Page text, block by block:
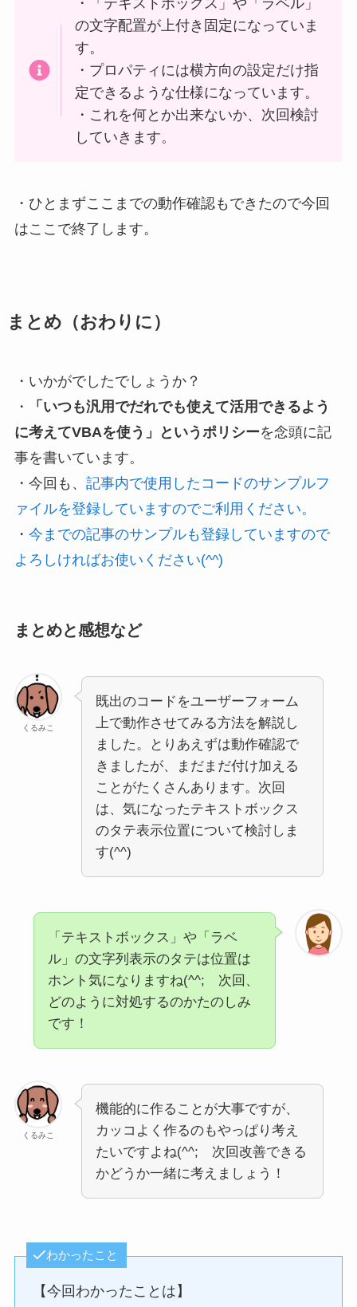
の文字配置が上付き固定になっていま
す。
・プロパティには横方向の設定だけ指
定できるような仕様になっています。
・これを何とか出来ないか、次回検討
していきます。
・ひとまずここまでの動作確認もできたので今回
はここで終了します。
まとめ （おわりに）
・いかがでしたでしょうか？
・
「いつも汎用でだれでも使えて活用できるよう
に考えてVBAを使う」というポリシーを念頭に記
事を書いています。
・今回も、 記事内で使用したコードのサンプルフ
ァイルを登録していますのでご利用ください。
・ 今までの記事のサンプルも登録していますので
よろしければお使いください(^^)
まとめと感想など
くるみこ
既出のコードをユーザーフォーム
上で動作させてみる方法を解説し
ました。とりあえずは動作確認で
きましたが、まだまだ付け加える
ことがたくさんあります。次回
は、気になったテキストボックス
のタテ表示位置について検討しま
す(^^)
「テキストボックス」や「ラベ
ル」の文字列表示のタテは位置は
ホント気になりますね(^^; 次回、
どのように対処するのかたのしみ
です！
くるみこ
機能的に作ることが大事ですが、
カッコよく作るのもやっぱり考え
たいですよね(^^; 次回改善できる
かどうか一緒に考えましょう！
わかったこと
【今回わかったことは】